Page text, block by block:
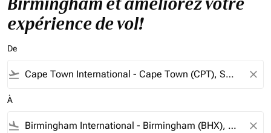
expérience de vol!
De
flight_takeoff close
À
flight_land close